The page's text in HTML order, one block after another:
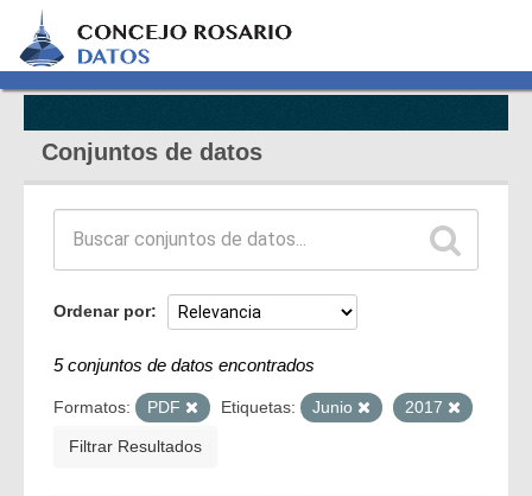
Conjuntos de datos
Ordenar por
5 conjuntos de datos encontrados
Formatos: PDF Etiquetas: Junio 2017
Filtrar Resultados